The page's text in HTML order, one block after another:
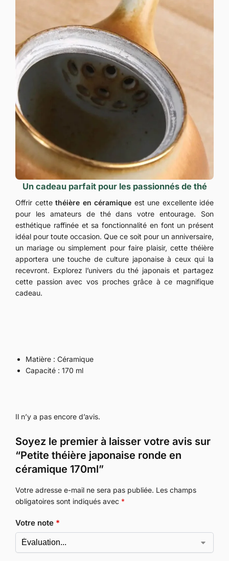
Un cadeau parfait pour les passionnés de thé
Offrir cette théière en céramique est une excellente idée
pour les amateurs de thé dans votre entourage. Son
esthétique raffinée et sa fonctionnalité en font un présent
idéal pour toute occasion. Que ce soit pour un anniversaire,
un mariage ou simplement pour faire plaisir, cette théière
apportera une touche de culture japonaise à ceux qui la
recevront. Explorez l’univers du thé japonais et partagez
cette passion avec vos proches grâce à ce magnifique
cadeau.
Matière : Céramique
Capacité : 170 ml
Il n’y a pas encore d’avis.
Soyez le premier à laisser votre avis sur
“Petite théière japonaise ronde en
céramique 170ml”
Votre adresse e-mail ne sera pas publiée. Les champs
obligatoires sont indiqués avec *
Votre note *